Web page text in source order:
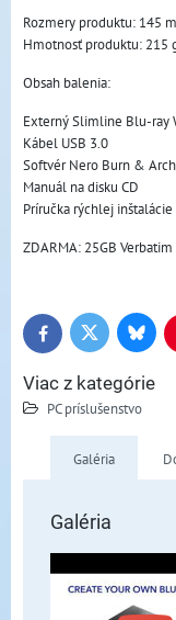
Rozmery produktu: 145
Hmotnosť produktu: 215
Obsah balenia:
Externý Slimline Blu-ray
Kábel USB 3.0
Softvér Nero Burn &
Manuál na disku CD
Príručka rýchlej inštalácie
ZDARMA: 25GB
FacebookTwitter
Viac z kategórie
PC príslušenstvo
Galéria
Galéria